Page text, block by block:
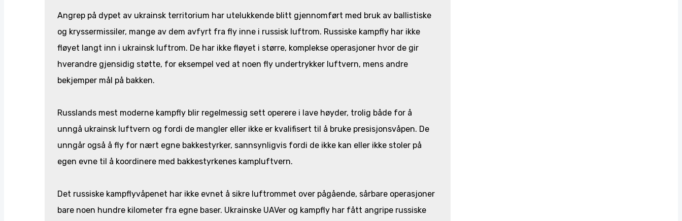
Angrep på dypet av ukrainsk territorium har utelukkende blitt gjennomført med bruk av ballistiske
og kryssermissiler, mange av dem avfyrt fra fly inne i russisk luftrom. Russiske kampfly har ikke
fløyet langt inn i ukrainsk luftrom. De har ikke fløyet i større, komplekse operasjoner hvor de gir
hverandre gjensidig støtte, for eksempel ved at noen fly undertrykker luftvern, mens andre
bekjemper mål på bakken.
Russlands mest moderne kampfly blir regelmessig sett operere i lave høyder, trolig både for å
unngå ukrainsk luftvern og fordi de mangler eller ikke er kvalifisert til å bruke presisjonsvåpen. De
unngår også å fly for nært egne bakkestyrker, sannsynligvis fordi de ikke kan eller ikke stoler på
egen evne til å koordinere med bakkestyrkenes kampluftvern.
Det russiske kampflyvåpenet har ikke evnet å sikre luftrommet over pågående, sårbare operasjoner
bare noen hundre kilometer fra egne baser. Ukrainske UAVer og kampfly har fått angripe russiske